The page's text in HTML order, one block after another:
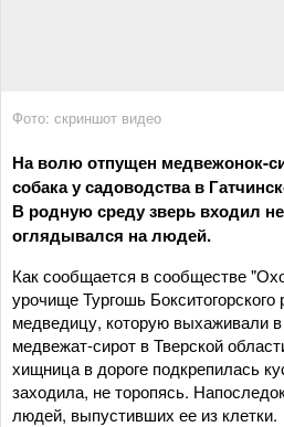
Фото: скриншот видео
На волю отпущен медвежонок-
собака у садоводства в
В родную среду зверь входил
оглядывался на людей.
Как сообщается в сообществе
урочище Тургошь
медведицу, которую выхаживали
медвежат-сирот в Тверской
хищница в дороге подкрепилась
заходила, не торопясь.
людей, выпустивших ее из клетки.